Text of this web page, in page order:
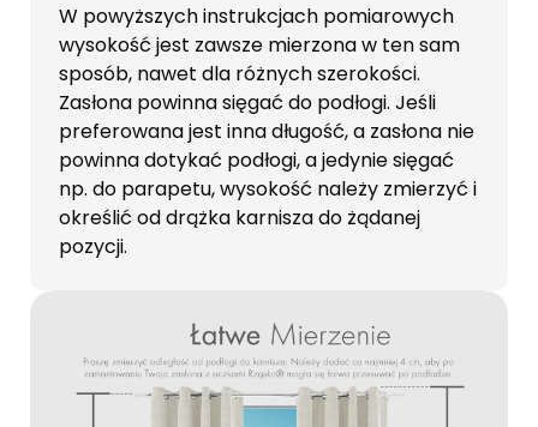
W powyższych instrukcjach pomiarowych
wysokość jest zawsze mierzona w ten sam
sposób, nawet dla różnych szerokości.
Zasłona powinna sięgać do podłogi. Jeśli
preferowana jest inna długość, a zasłona nie
powinna dotykać podłogi, a jedynie sięgać
np. do parapetu, wysokość należy zmierzyć i
określić od drążka karnisza do żądanej
pozycji.